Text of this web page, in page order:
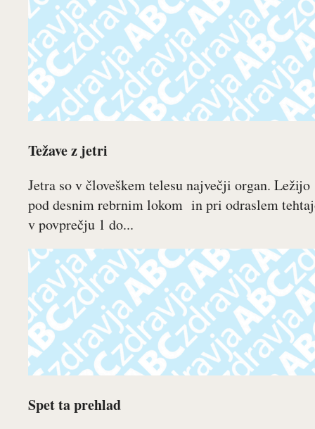
Težave z jetri
Jetra so v človeškem telesu največji organ. Ležijo
pod desnim rebrnim lokom in pri odraslem
v povprečju 1 do...
Spet ta prehlad